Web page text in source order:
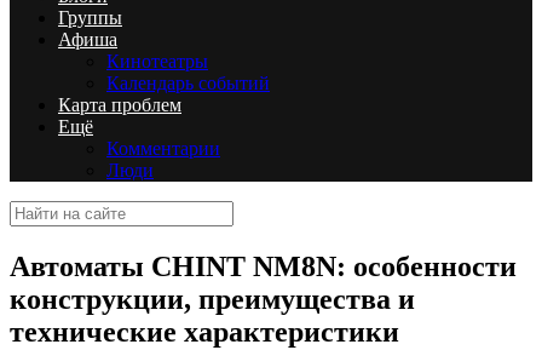
Группы
Афиша
Кинотеатры
Календарь событий
Карта проблем
Ещё
Комментарии
Люди
Автоматы CHINT NM8N: особенности
конструкции, преимущества и
технические характеристики